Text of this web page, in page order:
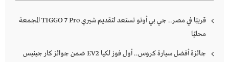
قريبًا في مصر.. جي بي أوتو تستعد لتقديم شيري TIGGO 7 Pro المجمعة
محليًا
جائزة أفضل سيارة كروس.. أول فوز لكيا EV2 ضمن جوائز كار جينيس